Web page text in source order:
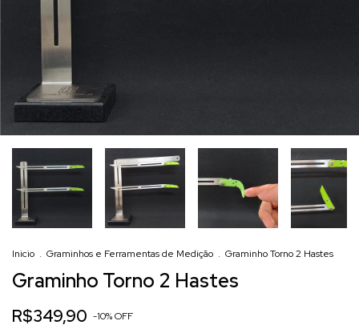
Inicio . Graminhos e Ferramentas de Medição . Graminho Torno 2 Hastes
Graminho Torno 2 Hastes
R$349,90 -10%OFF